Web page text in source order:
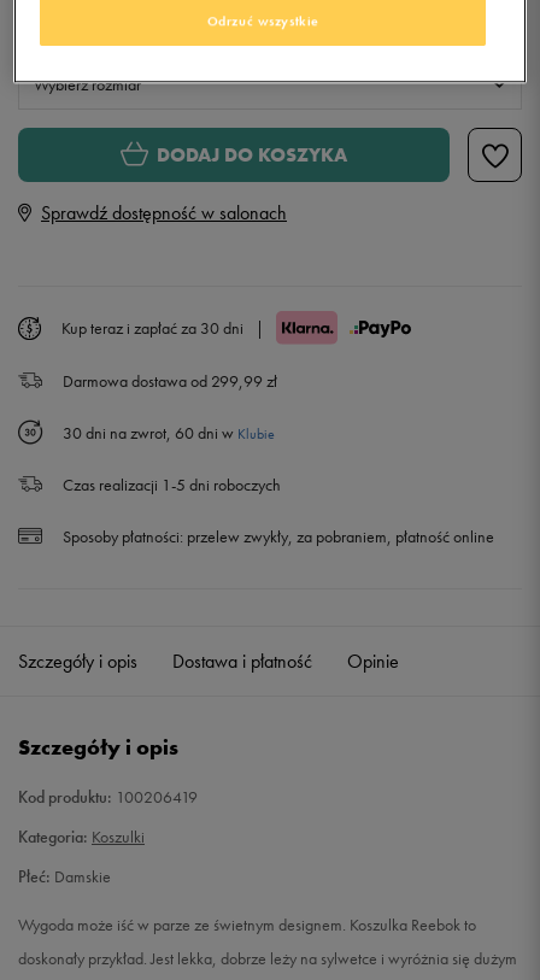
Wybierz rozmiar
S
Powiadom o dostępności
DODAJ DO KOSZYKA
Sprawdź dostępność w salonach
Kup teraz i zapłać za 30 dni |
Darmowa dostawa od 299,99 zł
30 dni na zwrot, 60 dni w Klubie
Czas realizacji 1-5 dni roboczych
Sposoby płatności: przelew zwykły, za pobraniem, płatność online
Szczegóły i opis Dostawa i płatność Opinie
Szczegóły i opis
Kod produktu: 100206419
Kategoria: Koszulki
Płeć: Damskie
Wygoda może iść w parze ze świetnym designem. Koszulka Reebok to
doskonały przykład. Jest lekka, dobrze leży na sylwetce i wyróżnia się dużym
Odrzuć wszystkie